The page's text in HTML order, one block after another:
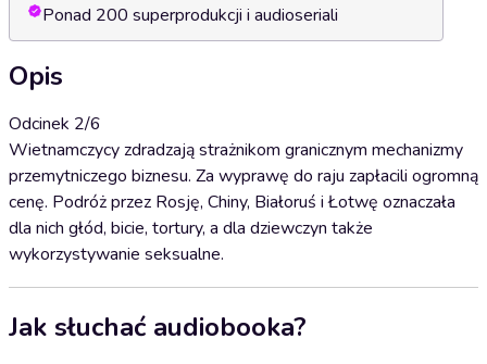
Ponad 200 superprodukcji i audioseriali
Opis
Odcinek 2/6
Wietnamczycy zdradzają strażnikom granicznym mechanizmy
przemytniczego biznesu. Za wyprawę do raju zapłacili ogromną
cenę. Podróż przez Rosję, Chiny, Białoruś i Łotwę oznaczała
dla nich głód, bicie, tortury, a dla dziewczyn także
wykorzystywanie seksualne.
Jak słuchać audiobooka?